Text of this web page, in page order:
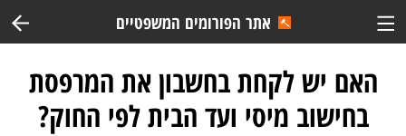
אתר הפורומים המשפטיים
האם יש לקחת בחשבון את המרפסת
בחישוב מיסי ועד הבית לפי החוק?